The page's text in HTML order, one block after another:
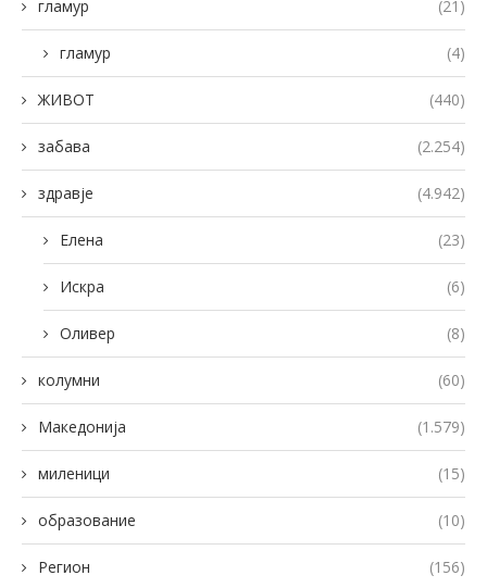
гламур (21)
гламур (4)
ЖИВОТ (440)
забава (2.254)
здравје (4.942)
Елена (23)
Искра (6)
Оливер (8)
колумни (60)
Македонија (1.579)
миленици (15)
образование (10)
Регион (156)